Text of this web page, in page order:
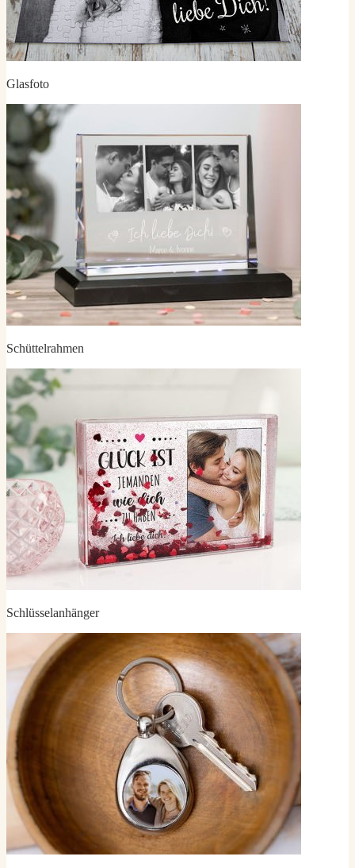
Glasfoto
Schüttelrahmen
Schlüsselanhänger